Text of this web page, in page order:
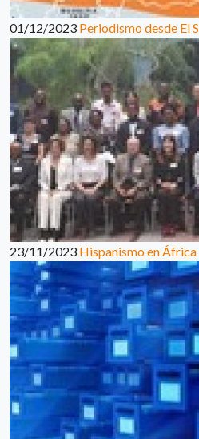
01/12/2023 Periodismo desde El
23/11/2023 Hispanismo en África